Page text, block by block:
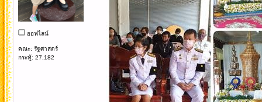
ออฟไลน์
คณะ: รัฐศาสตร์
กระทู้: 27,182